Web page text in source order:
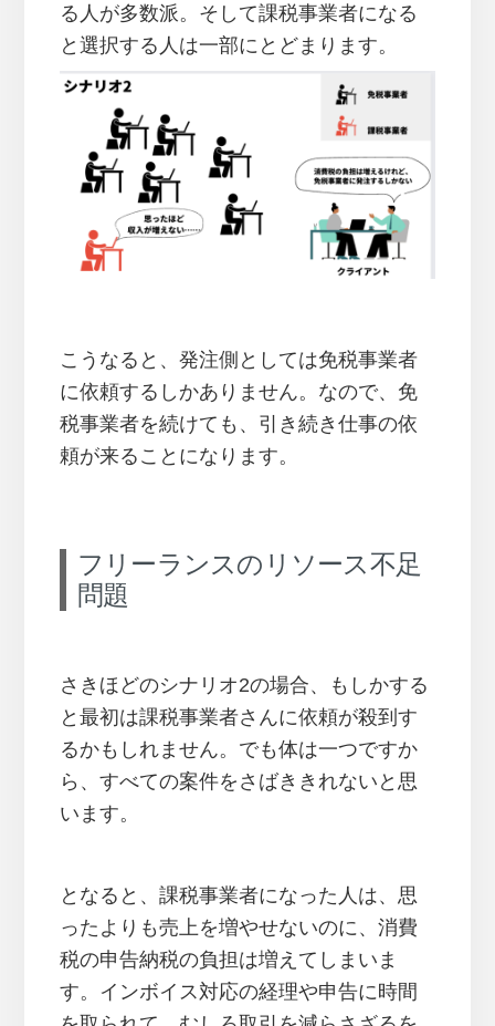
る人が多数派。そして課税事業者になる
と選択する人は一部にとどまります。
こうなると、発注側としては免税事業者
に依頼するしかありません。なので、免
税事業者を続けても、引き続き仕事の依
頼が来ることになります。
フリーランスのリソース不足
問題
さきほどのシナリオ2の場合、もしかする
と最初は課税事業者さんに依頼が殺到す
るかもしれません。でも体は一つですか
ら、すべての案件をさばききれないと思
います。
となると、課税事業者になった人は、思
ったよりも売上を増やせないのに、消費
税の申告納税の負担は増えてしまいま
す。インボイス対応の経理や申告に時間